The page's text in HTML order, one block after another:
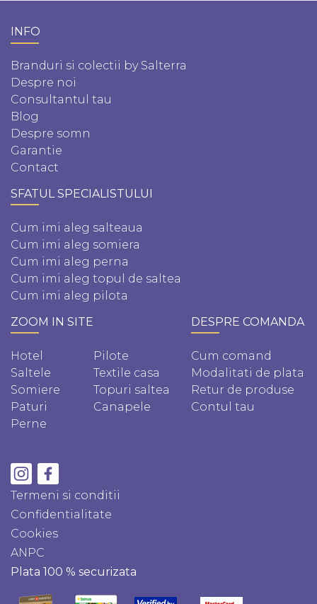
INFO
Branduri si colectii by Salterra
Despre noi
Consultantul tau
Blog
Despre somn
Garantie
Contact
SFATUL SPECIALISTULUI
Cum imi aleg salteaua
Cum imi aleg somiera
Cum imi aleg perna
Cum imi aleg topul de saltea
Cum imi aleg pilota
ZOOM IN SITE
Hotel
Saltele
Somiere
Paturi
Perne
Pilote
Textile casa
Topuri saltea
Canapele
DESPRE COMANDA
Cum comand
Modalitati de plata
Retur de produse
Contul tau
Termeni si conditii
Confidentialitate
Cookies
ANPC
Plata 100 % securizata